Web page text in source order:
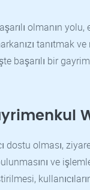
olmanın yolu,
tanıtmak
başarılı bir
dostu olması,
ve